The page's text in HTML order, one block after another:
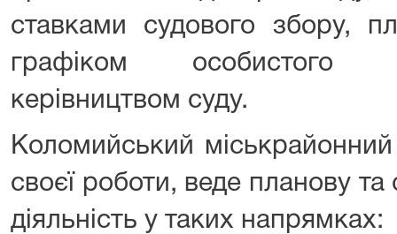
ставками судового збору,
графіком особистого
керівництвом суду.
Коломийський міськрайонний
своєї роботи, веде планову та
діяльність у таких напрямках: